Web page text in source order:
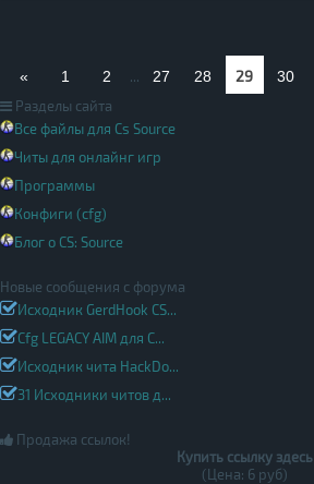
« 1 2 ... 27 28 29 30
Разделы сайта
Все файлы для Cs Source
Читы для онлайнг игр
Программы
Конфиги (cfg)
Блог о CS: Source
Новые сообщения с форума
Исходник GerdHook CS...
Cfg LEGACY AIM для C...
Исходник чита HackDo...
31 Исходники читов д...
Продажа ссылок!
Купить ссылку здесь
(Цена: 6 руб)